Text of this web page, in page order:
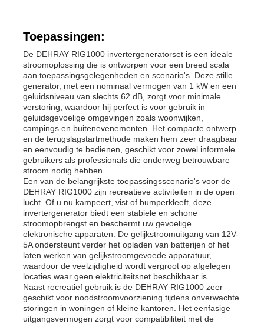
Toepassingen:
De DEHRAY RIG1000 invertergeneratorset is een ideale
stroomoplossing die is ontworpen voor een breed scala
aan toepassingsgelegenheden en scenario's. Deze stille
generator, met een nominaal vermogen van 1 kW en een
geluidsniveau van slechts 62 dB, zorgt voor minimale
verstoring, waardoor hij perfect is voor gebruik in
geluidsgevoelige omgevingen zoals woonwijken,
campings en buitenevenementen. Het compacte ontwerp
en de terugslagstartmethode maken hem zeer draagbaar
en eenvoudig te bedienen, geschikt voor zowel informele
gebruikers als professionals die onderweg betrouwbare
stroom nodig hebben.
Een van de belangrijkste toepassingsscenario's voor de
DEHRAY RIG1000 zijn recreatieve activiteiten in de open
lucht. Of u nu kampeert, vist of bumperkleeft, deze
invertergenerator biedt een stabiele en schone
stroomopbrengst en beschermt uw gevoelige
elektronische apparaten. De gelijkstroomuitgang van 12V-
5A ondersteunt verder het opladen van batterijen of het
laten werken van gelijkstroomgevoede apparatuur,
waardoor de veelzijdigheid wordt vergroot op afgelegen
locaties waar geen elektriciteitsnet beschikbaar is.
Naast recreatief gebruik is de DEHRAY RIG1000 zeer
geschikt voor noodstroomvoorziening tijdens onverwachte
storingen in woningen of kleine kantoren. Het eenfasige
uitgangsvermogen zorgt voor compatibiliteit met de